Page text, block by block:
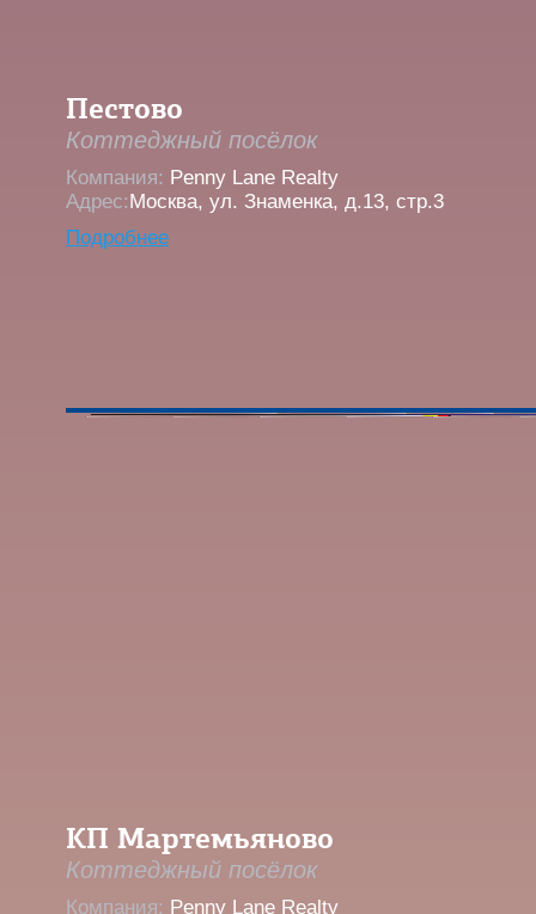
Пестово
Коттеджный посёлок
Компания: Penny Lane Realty
Адрес:Москва, ул. Знаменка, д.13, стр.3
Подробнее
КП Мартемьяново
Коттеджный посёлок
Компания: Penny Lane Realty